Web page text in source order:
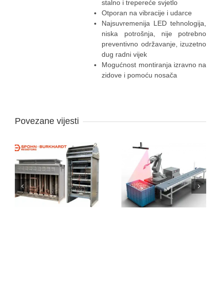
stalno i trepereće svjetlo
Otporan na vibracije i udarce
Najsuvremenija LED tehnologija,
niska potrošnja, nije potrebno
preventivno održavanje, izuzetno
dug radni vijek
Mogućnost montiranja izravno na
zidove i pomoću nosača
Povezane vijesti